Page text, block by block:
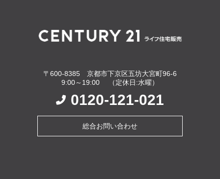
〒600-8385 京都市下京区五坊大宮町96-6
9:00～19:00 （定休日:水曜）
0120-121-021
総合お問い合わせ